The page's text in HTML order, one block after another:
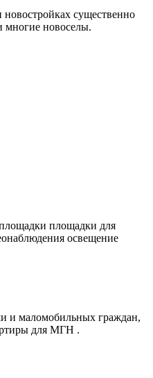
существенно
многие новоселы.
площадки для
освещение
и маломобильных граждан,
для МГН .